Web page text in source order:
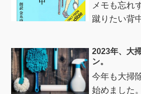
メモも忘れ
蹴りたい背
たい背中
版）2003年
で...
2023年、大
ン。
今年も大掃
始めました